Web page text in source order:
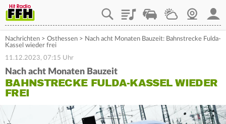
PlaylistStaupilotWetterWebcam
Nachrichten > Osthessen > Nach acht Monaten Bauzeit: Bahnstrecke Fulda-
Kassel wieder frei
11.12.2023, 07:15 Uhr
Nach acht Monaten Bauzeit
BAHNSTRECKE FULDA-KASSEL WIEDER
FREI